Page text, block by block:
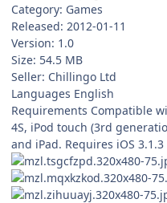
Category: Games
Released: 2012-01-11
Version: 1.0
Size: 54.5 MB
Seller: Chillingo Ltd
Languages English
Requirements Compatible
4S, iPod touch (3rd
and iPad. Requires iOS